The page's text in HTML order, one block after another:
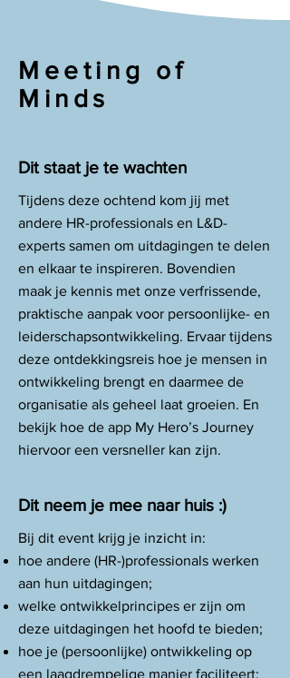
Meeting of
Minds
Dit staat je te wachten
Tijdens deze ochtend kom jij met
andere HR-professionals en L&D-
experts samen om uitdagingen te delen
en elkaar te inspireren. Bovendien
maak je kennis met onze verfrissende,
praktische aanpak voor persoonlijke- en
leiderschapsontwikkeling. Ervaar tijdens
deze ontdekkingsreis hoe je mensen in
ontwikkeling brengt en daarmee de
organisatie als geheel laat groeien. En
bekijk hoe de app My Hero’s Journey
hiervoor een versneller kan zijn.
Dit neem je mee naar huis :)
​Bij dit event krijg je inzicht in:
hoe andere (HR-)professionals werken
aan hun uitdagingen;
welke ontwikkelprincipes er zijn om
deze uitdagingen het hoofd te bieden;
hoe je (persoonlijke) ontwikkeling op
een laagdrempelige manier faciliteert;